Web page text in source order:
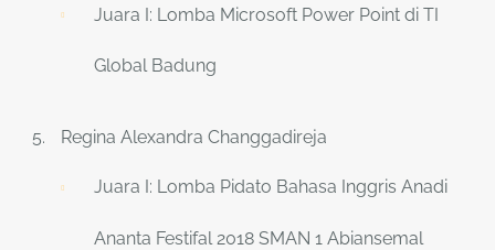
Juara I: Lomba Microsoft Power Point di TI
Global Badung
Regina Alexandra Changgadireja
Juara I: Lomba Pidato Bahasa Inggris Anadi
Ananta Festifal 2018 SMAN 1 Abiansemal